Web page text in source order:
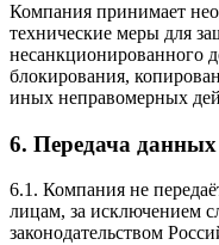
Компания принимает
технические меры для
несанкционированного
блокирования,
иных неправомерных
6. Передача
6.1. Компания не
лицам, за исключением
законодательством